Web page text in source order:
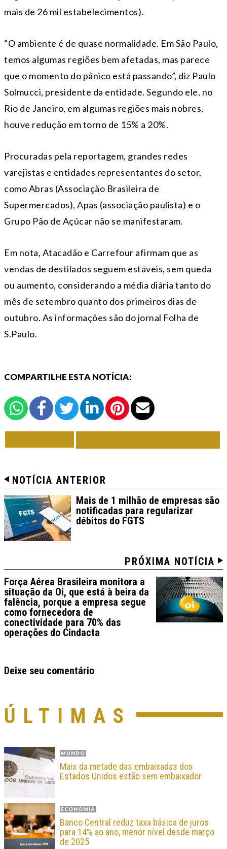
mais de 26 mil estabelecimentos).
“O ambiente é de quase normalidade. Em São Paulo,
temos algumas regiões bem afetadas, mas parece
que o momento do pânico está passando”, diz Paulo
Solmucci, presidente da entidade. Segundo ele, no
Rio de Janeiro, em algumas regiões mais nobres,
houve redução em torno de 15% a 20%.
Procuradas pela reportagem, grandes redes
varejistas e entidades representantes do setor,
como Abras (Associação Brasileira de
Supermercados), Apas (associação paulista) e o
Grupo Pão de Açúcar não se manifestaram.
Em nota, Atacadão e Carrefour afirmam que as
vendas de destilados seguem estáveis, sem queda
ou aumento, considerando a média diária tanto do
mês de setembro quanto dos primeiros dias de
outubro. As informações são do jornal Folha de
S.Paulo.
COMPARTILHE ESTA NOTÍCIA:
NOTÍCIA ANTERIOR
Mais de 1 milhão de empresas são
notificadas para regularizar
débitos do FGTS
PRÓXIMA NOTÍCIA
Força Aérea Brasileira monitora a
situação da Oi, que está à beira da
falência, porque a empresa segue
como fornecedora de
conectividade para 70% das
operações do Cindacta
Deixe seu comentário
ÚLTIMAS
MUNDO
Mais da metade das embaixadas dos
Estados Unidos estão sem embaixador
ECONOMIA
Banco Central reduz taxa básica de juros
para 14% ao ano, menor nível desde março
de 2025